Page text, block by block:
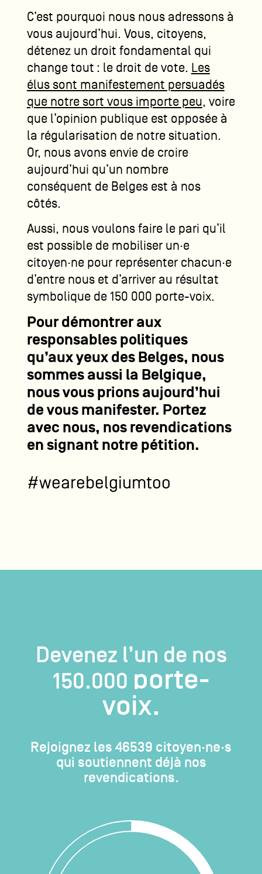
C’est pourquoi nous nous adressons à
vous aujourd’hui. Vous, citoyens,
détenez un droit fondamental qui
change tout : le droit de vote. Les
élus sont manifestement persuadés
que notre sort vous importe peu, voire
que l’opinion publique est opposée à
la régularisation de notre situation.
Or, nous avons envie de croire
aujourd’hui qu’un nombre
conséquent de Belges est à nos
côtés.
Aussi, nous voulons faire le pari qu’il
est possible de mobiliser un·e
citoyen·ne pour représenter chacun·e
d’entre nous et d’arriver au résultat
symbolique de 150 000 porte-voix.
Pour démontrer aux
responsables politiques
qu’aux yeux des Belges, nous
sommes aussi la Belgique,
nous vous prions aujourd’hui
de vous manifester. Portez
avec nous, nos revendications
en signant notre pétition.
#wearebelgiumtoo
Devenez l’un de nos
150.000 porte-
voix.
Rejoignez les 46539 citoyen·ne·s
qui soutiennent déjà nos
revendications.